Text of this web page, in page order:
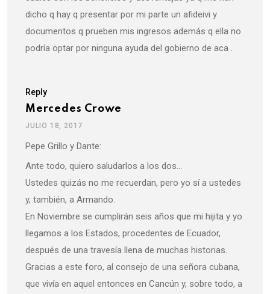
dicho q hay q presentar por mi parte un afideivi y
documentos q prueben mis ingresos además q ella no
podría optar por ninguna ayuda del gobierno de aca .
Reply
Mercedes Crowe
JULIO 18, 2017
Pepe Grillo y Dante:
Ante todo, quiero saludarlos a los dos…
Ustedes quizás no me recuerdan, pero yo sí a ustedes
y, también, a Armando.
En Noviembre se cumplirán seis años que mi hijita y yo
llegamos a los Estados, procedentes de Ecuador,
después de una travesía llena de muchas historias.
Gracias a este foro, al consejo de una señora cubana,
que vivía en aquel entonces en Cancún y, sobre todo, a